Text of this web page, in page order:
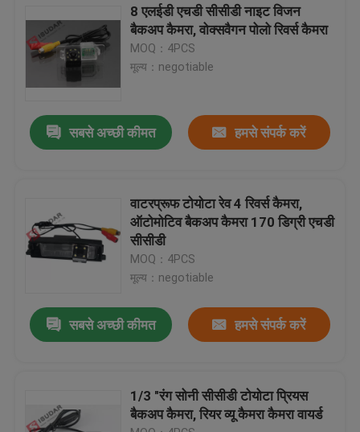
8 एलईडी एचडी सीसीडी नाइट विजन
बैकअप कैमरा, वोक्सवैगन पोलो रिवर्स कैमरा
MOQ：4PCS
मूल्य：negotiable
सबसे अच्छी कीमत हमसे संपर्क करें
वाटरप्रूफ टोयोटा रेव 4 रिवर्स कैमरा,
ऑटोमोटिव बैकअप कैमरा 170 डिग्री एचडी
सीसीडी
MOQ：4PCS
मूल्य：negotiable
सबसे अच्छी कीमत हमसे संपर्क करें
1/3 "रंग सोनी सीसीडी टोयोटा प्रियस
बैकअप कैमरा, रियर व्यू कैमरा कैमरा वायर्ड